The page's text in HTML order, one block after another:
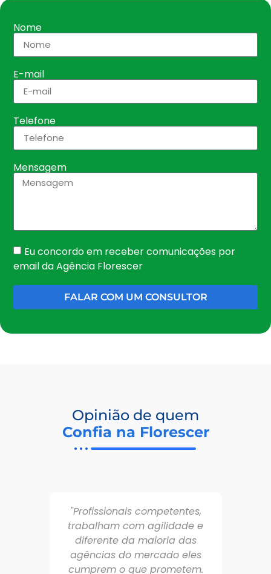
Nome
E-mail
Telefone
Mensagem
Eu concordo em receber comunicações por
email da Agência Florescer
FALAR COM UM CONSULTOR
Opinião de quem
Confia na Florescer
"Profissionais competentes,
trabalham com agilidade e
diferente da maioria das
agências do mercado eles
cumprem o que prometem.